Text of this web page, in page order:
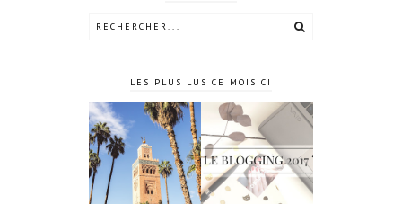
LES PLUS LUS CE MOIS CI
4 jours à
Marrakech
Le blogging
2017 ?